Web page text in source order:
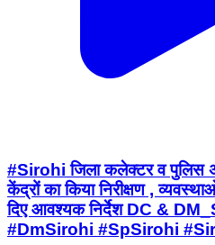
#Sirohi जिला कलेक्टर व पुलिस
केंद्रों का किया निरीक्षण ,
दिए आवश्यक निर्देश DC &
#DmSirohi #SpSirohi